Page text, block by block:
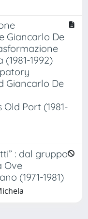
Giancarlo De
1992)
Giancarlo De
Port (1981-
: dal gruppo
Ove
(1971-1981)